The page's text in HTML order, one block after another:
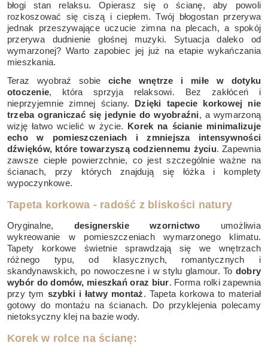
błogi stan relaksu. Opierasz się o ścianę, aby powoli
rozkoszować się ciszą i ciepłem. Twój błogostan przerywa
jednak przeszywające uczucie zimna na plecach, a spokój
przerywa dudnienie głośnej muzyki. Sytuacja daleko od
wymarzonej? Warto zapobiec jej już na etapie wykańczania
mieszkania.
Teraz wyobraź sobieciche wnętrze i miłe w dotyku
otoczenie, która sprzyja relaksowi. Bez zakłóceń i
nieprzyjemnie zimnej ściany.
Dzięki tapecie korkowej nie
trzeba ograniczać się jedynie do wyobraźni, a wymarzoną
wizję łatwo wcielić w życie.
Korek na ścianie minimalizuje
echo w pomieszczeniach i zmniejsza intensywności
dźwięków, które towarzyszą codziennemu życiu. Zapewnia
zawsze ciepłe powierzchnie, co jest szczególnie ważne na
ścianach, przy których znajdują się łóżka i komplety
wypoczynkowe.
Tapeta korkowa - radość z bliskości natury
Oryginalne, designerskie wzornictwo umożliwia
wykreowanie w pomieszczeniach wymarzonego klimatu.
Tapety korkowe świetnie sprawdzają się we wnętrzach
różnego typu, od klasycznych, romantycznych i
skandynawskich, po nowoczesne i w stylu glamour. To dobry
wybór do domów, mieszkań oraz biur. Forma rolki zapewnia
przy tym szybki i łatwy montaż. Tapeta korkowa to materiał
gotowy do montażu na ścianach. Do przyklejenia polecamy
nietoksyczny klej na bazie wody.
Korek w rolce na ścianę: